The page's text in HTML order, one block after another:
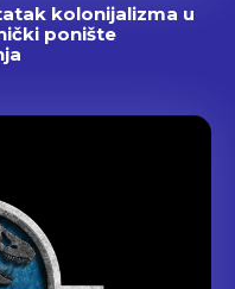
kolonijalizma u
ponište